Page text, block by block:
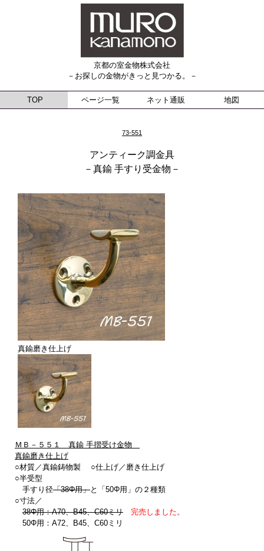
京都の室金物株式会社
－お探しの金物がきっと見つかる。－
TOP ページ一覧 ネット通販 地図
73-551
アンティーク調金具
－真鍮 手すり受金物－
真鍮磨き仕上げ
ＭＢ－５５１ 真鍮 手摺受け金物
真鍮磨き仕上げ
○材質／真鍮鋳物製 ○仕上げ／磨き仕上げ
○半受型
手すり径「38Φ用」と「50Φ用」の２種類
○寸法／
38Φ用：A70、B45、C60ミリ
完売しました。
50Φ用：A72、B45、C60ミリ